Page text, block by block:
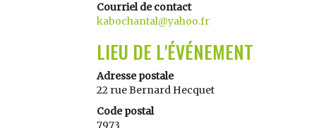
Courriel de contact
kabochantal@yahoo.fr
LIEU DE L'ÉVÉNEMENT
Adresse postale
22 rue Bernard Hecquet
Code postal
7973